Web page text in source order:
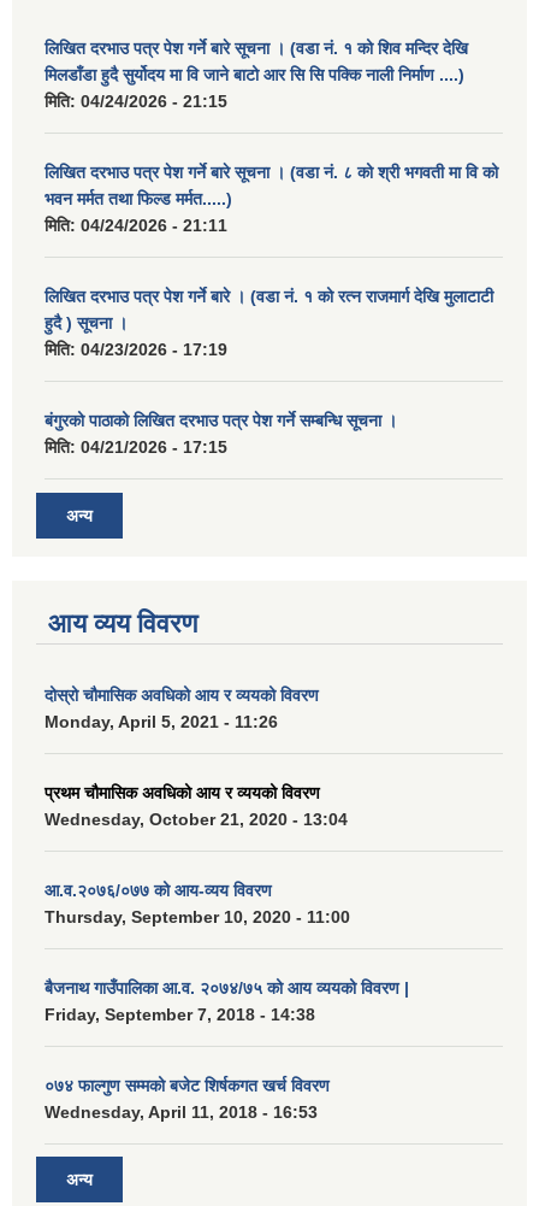
लिखित दरभाउ पत्र पेश गर्ने बारे सूचना । (वडा नं. १ को शिव मन्दिर देखि
मिलडाँडा हुदै सुर्योदय मा वि जाने बाटो आर सि सि पक्कि नाली निर्माण ....)
मिति: 04/24/2026 - 21:15
लिखित दरभाउ पत्र पेश गर्ने बारे सूचना । (वडा नं. ८ को श्री भगवती मा वि को
भवन मर्मत तथा फिल्ड मर्मत.....)
मिति: 04/24/2026 - 21:11
लिखित दरभाउ पत्र पेश गर्ने बारे । (वडा नं. १ को रत्न राजमार्ग देखि मुलाटाटी
हुदै ) सूचना ।
मिति: 04/23/2026 - 17:19
बंगुरको पाठाको लिखित दरभाउ पत्र पेश गर्ने सम्बन्धि सूचना ।
मिति: 04/21/2026 - 17:15
अन्य
आय व्यय विवरण
दोस्रो चौमासिक अवधिको आय र व्ययको विवरण
Monday, April 5, 2021 - 11:26
प्रथम चौमासिक अवधिको आय र व्ययको विवरण
Wednesday, October 21, 2020 - 13:04
आ.व.२०७६/०७७ को आय-व्यय विवरण
Thursday, September 10, 2020 - 11:00
बैजनाथ गाउँपालिका आ.व. २०७४/७५ को आय व्ययको विवरण |
Friday, September 7, 2018 - 14:38
०७४ फाल्गुण सम्मको बजेट शिर्षकगत खर्च विवरण
Wednesday, April 11, 2018 - 16:53
अन्य